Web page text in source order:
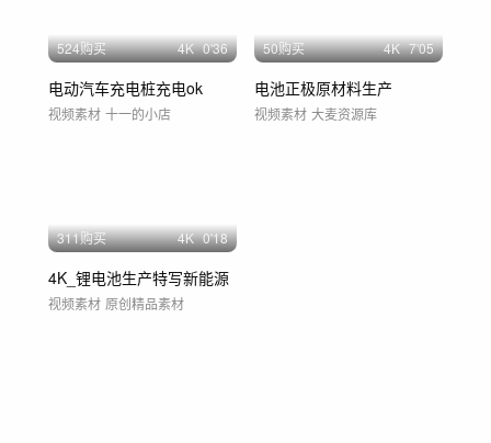
524购买 4K 0'36
电动汽车充电桩充电ok
视频素材 十一的小店
50购买 4K 7'05
电池正极原材料生产
视频素材 大麦资源库
311购买 4K 0'18
4K_锂电池生产特写新能源
视频素材 原创精品素材